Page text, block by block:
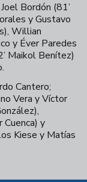
Bordón (81’
y Gustavo
Willian
y Éver Paredes
Maikol Benítez)
Cantero;
Vera y Víctor
Cuenca) y
Kiese y Matías